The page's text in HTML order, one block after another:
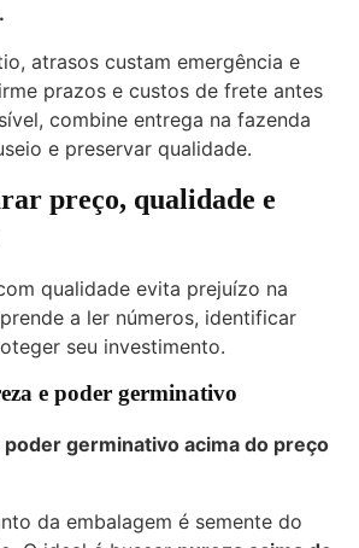
atrasos custam emergência e
prazos e custos de frete antes
combine entrega na fazenda
e preservar qualidade.
preço, qualidade e
qualidade evita prejuízo na
a ler números, identificar
seu investimento.
e poder germinativo
germinativo acima do preço
da embalagem é semente do